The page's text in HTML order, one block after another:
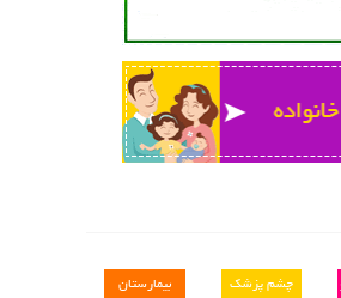
بیمارستان چشم پزشک